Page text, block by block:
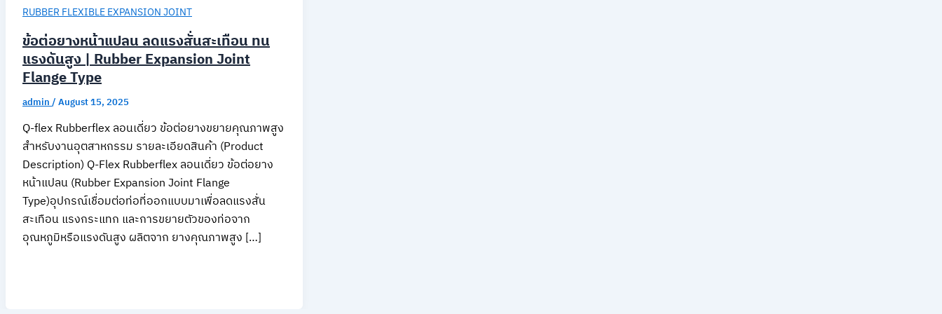
RUBBER FLEXIBLE EXPANSION JOINT
ข้อต่อยางหน้าแปลน ลดแรงสั่นสะเทือน ทน
แรงดันสูง | Rubber Expansion Joint
Flange Type
admin/August 15, 2025
Q-flex Rubberflex ลอนเดี่ยว ข้อต่อยางขยายคุณภาพสูง
สำหรับงานอุตสาหกรรม รายละเอียดสินค้า (Product
Description) Q-Flex Rubberflex ลอนเดี่ยว ข้อต่อยาง
หน้าแปลน (Rubber Expansion Joint Flange
Type)อุปกรณ์เชื่อมต่อท่อที่ออกแบบมาเพื่อลดแรงสั่น
สะเทือน แรงกระแทก และการขยายตัวของท่อจาก
อุณหภูมิหรือแรงดันสูง ผลิตจาก ยางคุณภาพสูง […]